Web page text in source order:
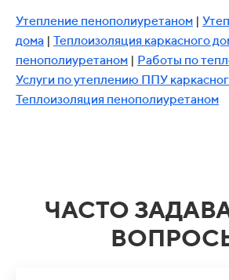
Утепление пенополиуретаном |
дома | Теплоизоляция каркасного
пенополиуретаном | Работы по
Услуги по утеплению ППУ
Теплоизоляция пенополиуретаном
ЧАСТО